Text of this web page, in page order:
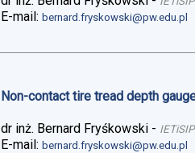
E-mail:bernard.fryskowski@pw.edu.pl
Non-contact tire tread depth
dr inż. Bernard Fryśkowski - IETiSIP
E-mail:bernard.fryskowski@pw.edu.pl